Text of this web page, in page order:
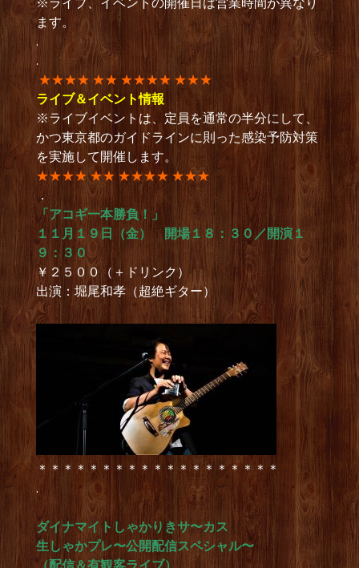
ます。
.
.
★★★★ ★★ ★★★★ ★★★
ライブ＆イベント情報
※ライブイベントは、定員を通常の半分にして、
かつ東京都のガイドラインに則った感染予防対策
を実施して開催します。
★★★★ ★★ ★★★★ ★★★
．
「アコギ一本勝負！」
１１月１９日（金） 開場１８：３０／開演１
９：３０
￥２５００（＋ドリンク）
出演：堀尾和孝（超絶ギター）
＊＊＊＊＊＊＊＊＊＊＊＊＊＊＊＊＊＊＊
.
ダイナマイトしゃかりきサ〜カス
生しゃかプレ〜公開配信スペシャル〜
（配信＆有観客ライブ）